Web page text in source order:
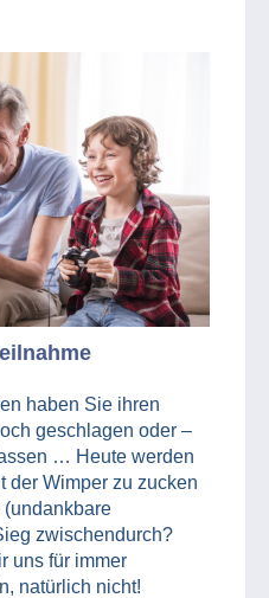
haben Sie ihren
geschlagen oder –
… Heute werden
der Wimper zu zucken
(undankbare
zwischendurch?
uns für immer
natürlich nicht!